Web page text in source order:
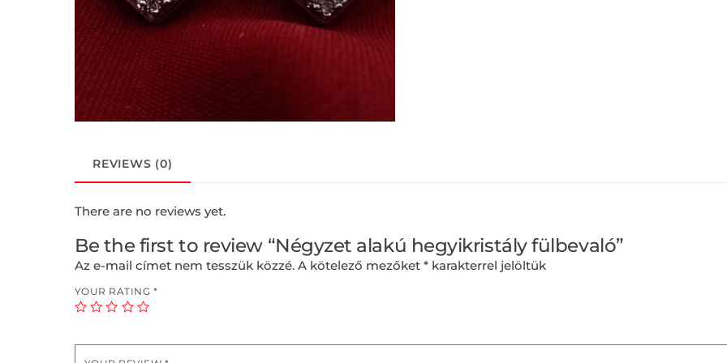
REVIEWS (0)
There are no reviews yet.
Be the first to review “Négyzet alakú hegyikristály fülbevaló”
Az e-mail címet nem tesszük közzé. A kötelező mezőket * karakterrel jelöltük
YOUR RATING *